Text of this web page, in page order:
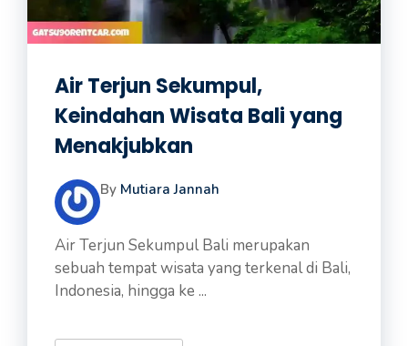
Air Terjun Sekumpul,
Keindahan Wisata Bali yang
Menakjubkan
By Mutiara Jannah
Air Terjun Sekumpul Bali merupakan
sebuah tempat wisata yang terkenal di Bali,
Indonesia, hingga ke ...